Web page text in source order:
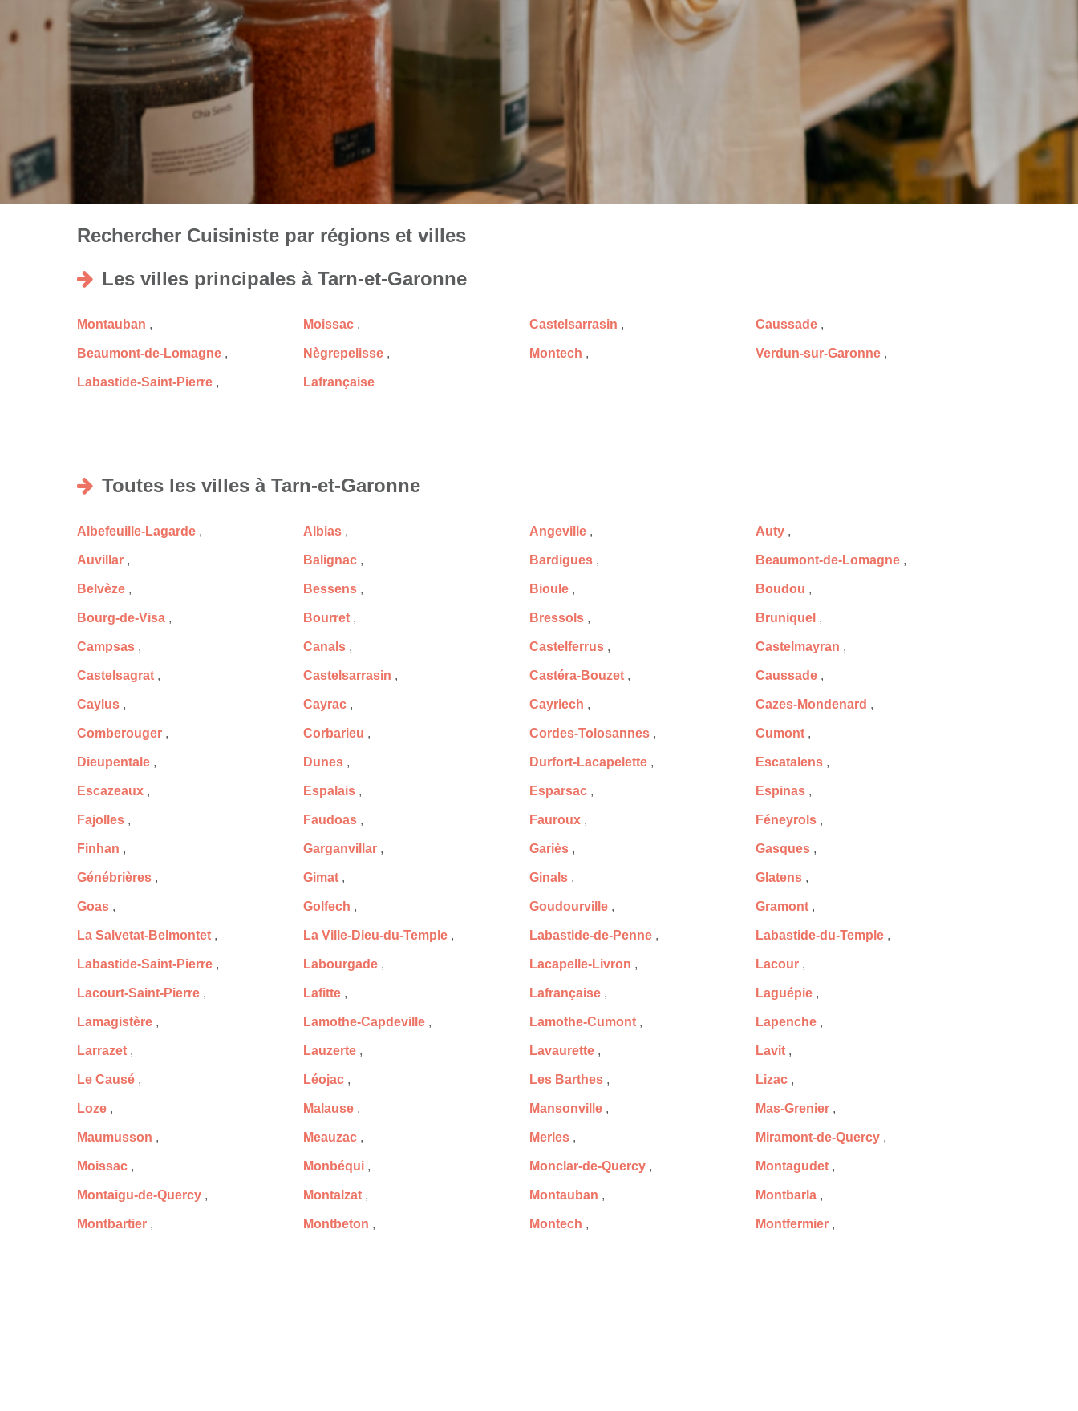
Rechercher Cuisiniste par régions et villes
Les villes principales à Tarn-et-Garonne
Montauban , Moissac , Castelsarrasin , Caussade ,
Beaumont-de-Lomagne , Nègrepelisse , Montech , Verdun-sur-Garonne ,
Labastide-Saint-Pierre , Lafrançaise
Toutes les villes à Tarn-et-Garonne
Albefeuille-Lagarde , Albias , Angeville , Auty ,
Auvillar , Balignac , Bardigues , Beaumont-de-Lomagne ,
Belvèze , Bessens , Bioule , Boudou ,
Bourg-de-Visa , Bourret , Bressols , Bruniquel ,
Campsas , Canals , Castelferrus , Castelmayran ,
Castelsagrat , Castelsarrasin , Castéra-Bouzet , Caussade ,
Caylus , Cayrac , Cayriech , Cazes-Mondenard ,
Comberouger , Corbarieu , Cordes-Tolosannes , Cumont ,
Dieupentale , Dunes , Durfort-Lacapelette , Escatalens ,
Escazeaux , Espalais , Esparsac , Espinas ,
Fajolles , Faudoas , Fauroux , Féneyrols ,
Finhan , Garganvillar , Gariès , Gasques ,
Génébrières , Gimat , Ginals , Glatens ,
Goas , Golfech , Goudourville , Gramont ,
La Salvetat-Belmontet , La Ville-Dieu-du-Temple , Labastide-de-Penne , Labastide-du-Temple ,
Labastide-Saint-Pierre , Labourgade , Lacapelle-Livron , Lacour ,
Lacourt-Saint-Pierre , Lafitte , Lafrançaise , Laguépie ,
Lamagistère , Lamothe-Capdeville , Lamothe-Cumont , Lapenche ,
Larrazet , Lauzerte , Lavaurette , Lavit ,
Le Causé , Léojac , Les Barthes , Lizac ,
Loze , Malause , Mansonville , Mas-Grenier ,
Maumusson , Meauzac , Merles , Miramont-de-Quercy ,
Moissac , Monbéqui , Monclar-de-Quercy , Montagudet ,
Montaigu-de-Quercy , Montalzat , Montauban , Montbarla ,
Montbartier , Montbeton , Montech , Montfermier ,